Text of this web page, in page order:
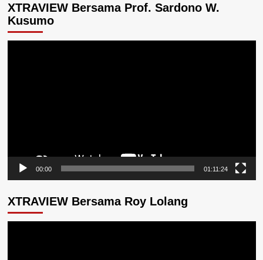
XTRAVIEW Bersama Prof. Sardono W.
Kusumo
00:00 01:11:24
XTRAVIEW Bersama Roy Lolang